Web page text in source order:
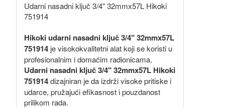
Udarni nasadni ključ 3/4" 32mmx57L Hikoki
751914
Hikoki udarni nasadni ključ 3/4" 32mmx57L
751914 je visokokvalitetni alat koji se koristi u
profesionalnim i domaćim radionicama.
Udarni nasadni ključ 3/4" 32mmx57L Hikoki
751914dizajniran je da izdrži visoke pritiske i
udarce, pružajući efikasnost i pouzdanost
prilikom rada.